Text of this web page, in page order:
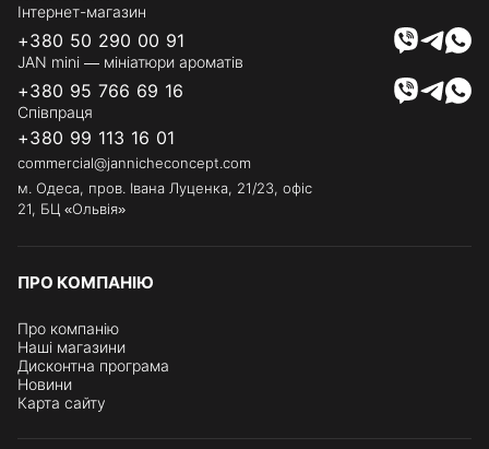
ПРО КОМПАНІЮ
Про компанію
Наші магазини
Дисконтна програма
Новини
Карта сайту
Інтернет-магазин
+380 50 290 00 91
JAN mini — мініатюри ароматів
+380 95 766 69 16
Співпраця
+380 99 113 16 01
commercial@jannicheconcept.com
м. Одеса, пров. Івана Луценка, 21/23, офіс
21, БЦ «Ольвія»